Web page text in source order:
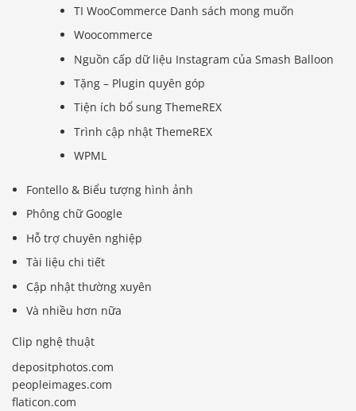
TI WooCommerce Danh sách mong muốn
Woocommerce
Nguồn cấp dữ liệu Instagram của Smash Balloon
Tặng – Plugin quyên góp
Tiện ích bổ sung ThemeREX
Trình cập nhật ThemeREX
WPML
Fontello & Biểu tượng hình ảnh
Phông chữ Google
Hỗ trợ chuyên nghiệp
Tài liệu chi tiết
Cập nhật thường xuyên
Và nhiều hơn nữa
Clip nghệ thuật
depositphotos.com
peopleimages.com
flaticon.com